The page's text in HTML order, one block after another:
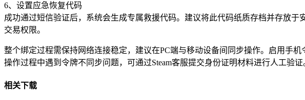
6、设置应急恢复代码
成功通过短信验证后，系统会生成专属救援代码。建议将此代码纸质存档并存放
交易权限。
整个绑定过程需保持网络连接稳定，建议在PC端与移动设备间同步操作。启用手
操作过程中遇到令牌不同步问题，可通过Steam客服提交身份证明材料进行人工验证
相关下载